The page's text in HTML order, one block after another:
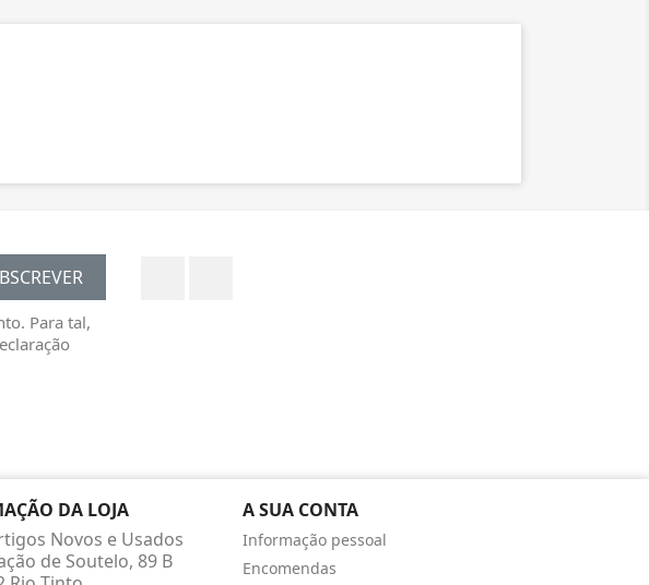
Para tal,
DA LOJA
Novos e Usados
de Soutelo, 89 B
A SUA CONTA
Informação pessoal
Encomendas